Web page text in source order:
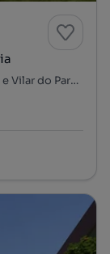
Soares dos Reis - Rasa de Cima, Mafamude e Vilar do Paraíso, Vila Nova de Gaia, Porto